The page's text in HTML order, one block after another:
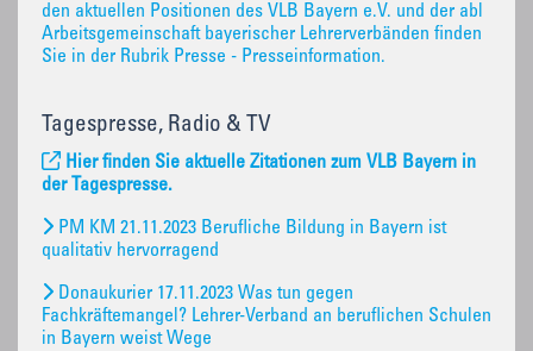
den aktuellen Positionen des VLB Bayern e.V. und der abl
Arbeitsgemeinschaft bayerischer Lehrerverbänden finden
Sie in der Rubrik Presse - Presseinformation.
Tagespresse, Radio & TV
Hier finden Sie aktuelle Zitationen zum VLB Bayern in
der Tagespresse.
PM KM 21.11.2023 Berufliche Bildung in Bayern ist
qualitativ hervorragend
Donaukurier 17.11.2023 Was tun gegen
Fachkräftemangel? Lehrer-Verband an beruflichen Schulen
in Bayern weist Wege